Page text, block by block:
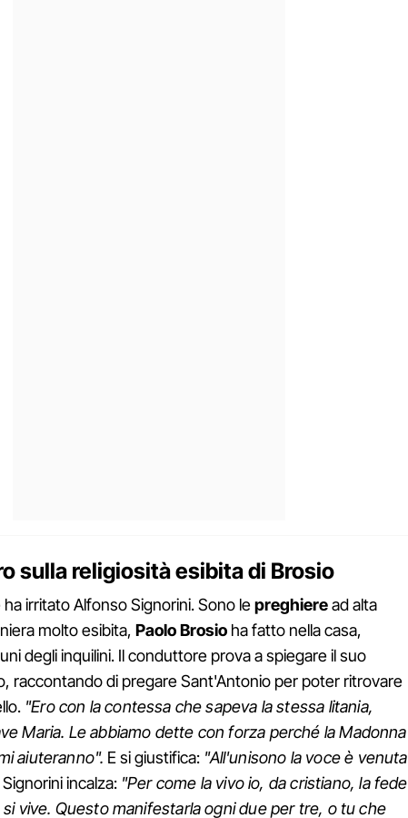
sulla religiosità esibita di Brosio
irritato Alfonso Signorini. Sono lepreghieread alta
molto esibita, Paolo Brosio ha fatto nella casa,
degli inquilini. Il conduttore prova a spiegare il suo
raccontando di pregare Sant'Antonio per poter ritrovare
"Ero con la contessa che sapeva la stessa litania,
Maria. Le abbiamo dette con forza perché la Madonna
aiuteranno". E si giustifica: "All'unisono la voce è venuta
Signorini incalza: "Per come la vivo io, da cristiano, la fede
vive. Questo manifestarla ogni due per tre, o tu che